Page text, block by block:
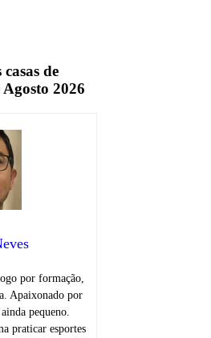
de
2026
por formação,
Apaixonado por
pequeno.
praticar esportes